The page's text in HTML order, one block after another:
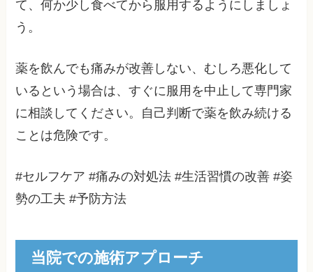
て、何か少し食べてから服用するようにしましょ
う。
薬を飲んでも痛みが改善しない、むしろ悪化して
いるという場合は、すぐに服用を中止して専門家
に相談してください。自己判断で薬を飲み続ける
ことは危険です。
#セルフケア #痛みの対処法 #生活習慣の改善 #姿
勢の工夫 #予防方法
当院での施術アプローチ